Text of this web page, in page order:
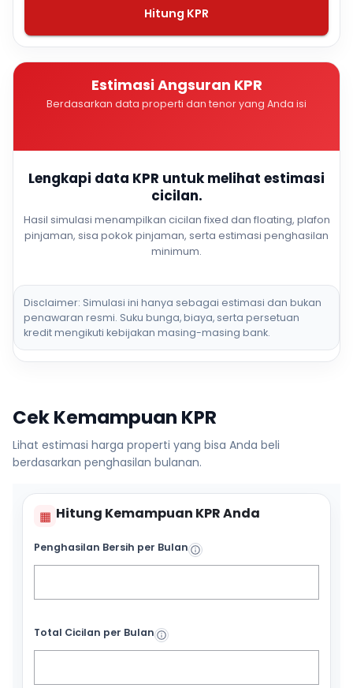
Hitung KPR
Estimasi Angsuran KPR
Berdasarkan data properti dan tenor yang Anda isi
Lengkapi data KPR untuk melihat estimasi
cicilan.
Hasil simulasi menampilkan cicilan fixed dan floating, plafon
pinjaman, sisa pokok pinjaman, serta estimasi penghasilan
minimum.
Disclaimer: Simulasi ini hanya sebagai estimasi dan bukan
penawaran resmi. Suku bunga, biaya, serta persetuan
kredit mengikuti kebijakan masing-masing bank.
Cek Kemampuan KPR
Lihat estimasi harga properti yang bisa Anda beli
berdasarkan penghasilan bulanan.
▦ Hitung Kemampuan KPR Anda
Penghasilan Bersih per Bulan
Total Cicilan per Bulan